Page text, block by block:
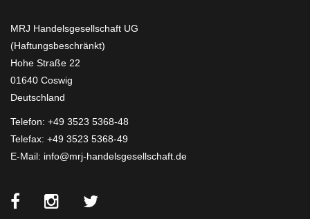
MRJ Handelsgesellschaft UG
(Haftungsbeschränkt)
Hohe Straße 22
01640 Coswig
Deutschland
Telefon: +49 3523 5368-48
Telefax: +49 3523 5368-49
E-Mail: info@mrj-handelsgesellschaft.de